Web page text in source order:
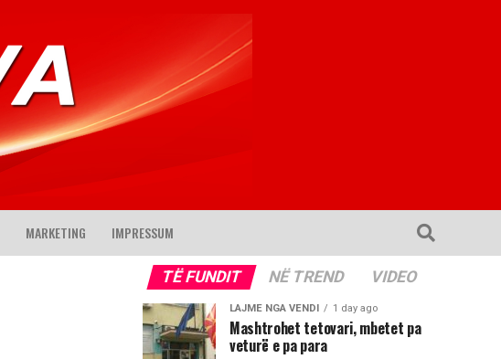
MARKETING IMPRESSUM
TË FUNDIT NË TREND VIDEO
LAJME NGA VENDI 1 day ago
Mashtrohet tetovari, mbetet pa
veturë e pa para